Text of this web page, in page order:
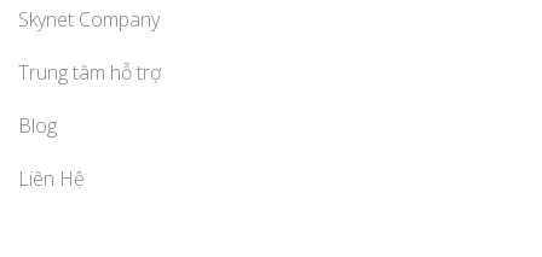
Skynet Company
Trung tâm hỗ trợ
Blog
Liên Hệ